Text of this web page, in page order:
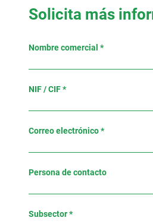
Solicita más
Nombre comercial *
NIF / CIF *
Correo electrónico *
Persona de contacto
Subsector *